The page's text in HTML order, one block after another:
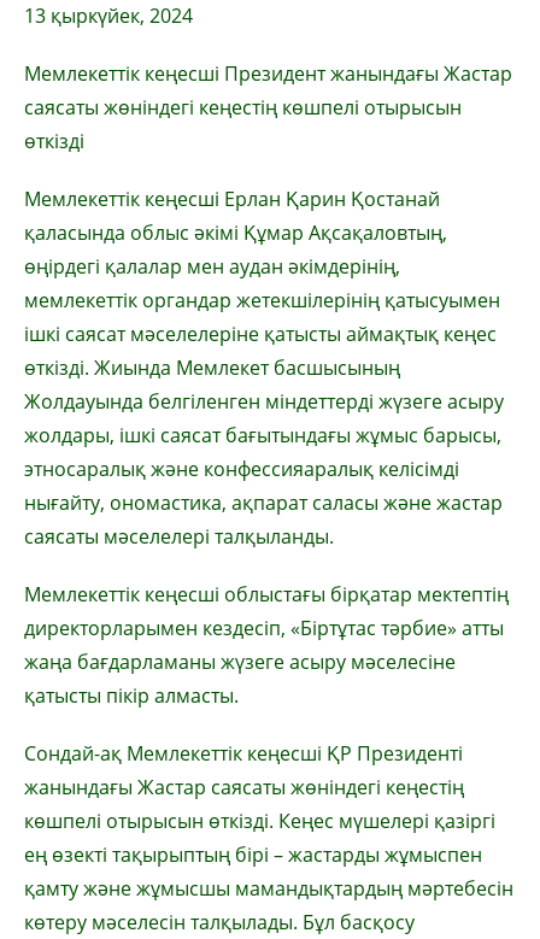
13 қыркүйек, 2024
Мемлекеттік кеңесші Президент жанындағы Жастар
саясаты жөніндегі кеңестің көшпелі отырысын
өткізді
Мемлекеттік кеңесші Ерлан Қарин Қостанай
қаласында облыс әкімі Құмар Ақсақаловтың,
өңірдегі қалалар мен аудан әкімдерінің,
мемлекеттік органдар жетекшілерінің қатысуымен
ішкі саясат мәселелеріне қатысты аймақтық кеңес
өткізді. Жиында Мемлекет басшысының
Жолдауында белгіленген міндеттерді жүзеге асыру
жолдары, ішкі саясат бағытындағы жұмыс барысы,
этносаралық және конфессияаралық келісімді
нығайту, ономастика, ақпарат саласы және жастар
саясаты мәселелері талқыланды.
Мемлекеттік кеңесші облыстағы бірқатар мектептің
директорларымен кездесіп, «Біртұтас тәрбие» атты
жаңа бағдарламаны жүзеге асыру мәселесіне
қатысты пікір алмасты.
Сондай-ақ Мемлекеттік кеңесші ҚР Президенті
жанындағы Жастар саясаты жөніндегі кеңестің
көшпелі отырысын өткізді. Кеңес мүшелері қазіргі
ең өзекті тақырыптың бірі – жастарды жұмыспен
қамту және жұмысшы мамандықтардың мәртебесін
көтеру мәселесін талқылады. Бұл басқосу